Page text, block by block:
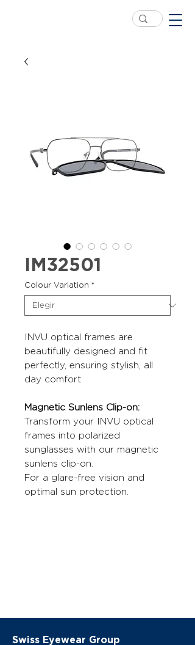
IM32501
Colour Variation *
INVU optical frames are
beautifully designed and fit
perfectly, ensuring stylish, all
day comfort.
Magnetic Sunlens Clip-on:
Transform your INVU optical
frames into polarized
sunglasses with our magnetic
sunlens clip-on.
For a glare-free vision and
optimal sun protection.
Swiss Eyewear Group